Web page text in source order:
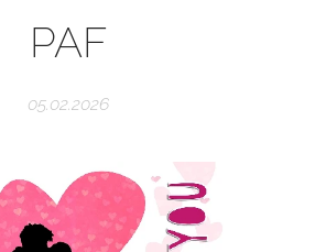
PAF
05.02.2026